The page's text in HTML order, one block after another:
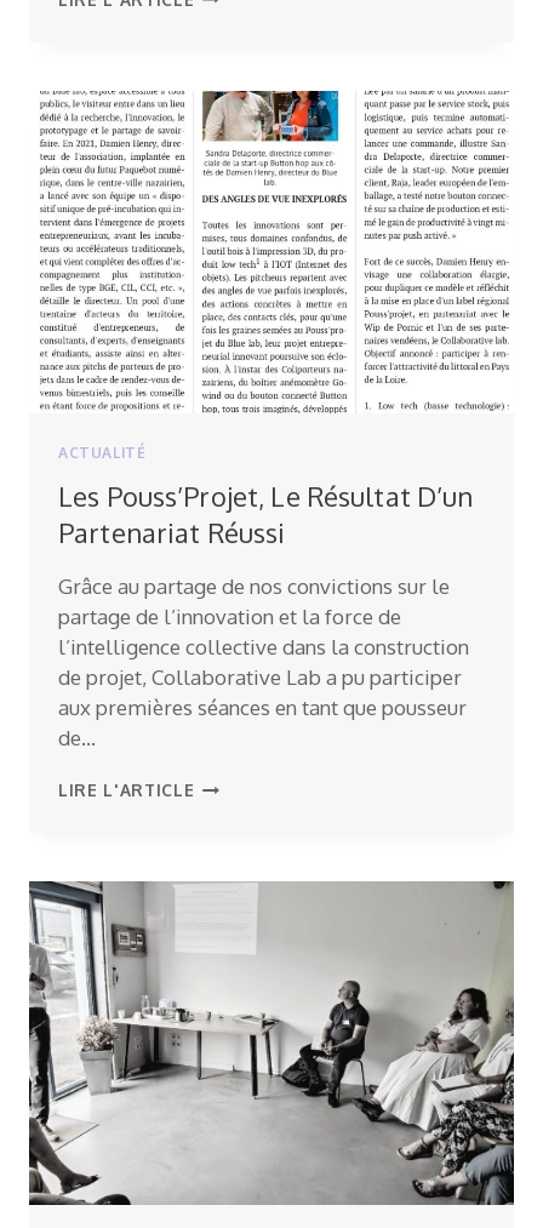
DE
TRANSFORMATION
ET
D’INNOVATION
ACTUALITÉ
Les Pouss’Projet, Le Résultat D’un
Partenariat Réussi
Grâce au partage de nos convictions sur le
partage de l’innovation et la force de
l’intelligence collective dans la construction
de projet, Collaborative Lab a pu participer
aux premières séances en tant que pousseur
de…
LIRE L'ARTICLE LES
D’UN